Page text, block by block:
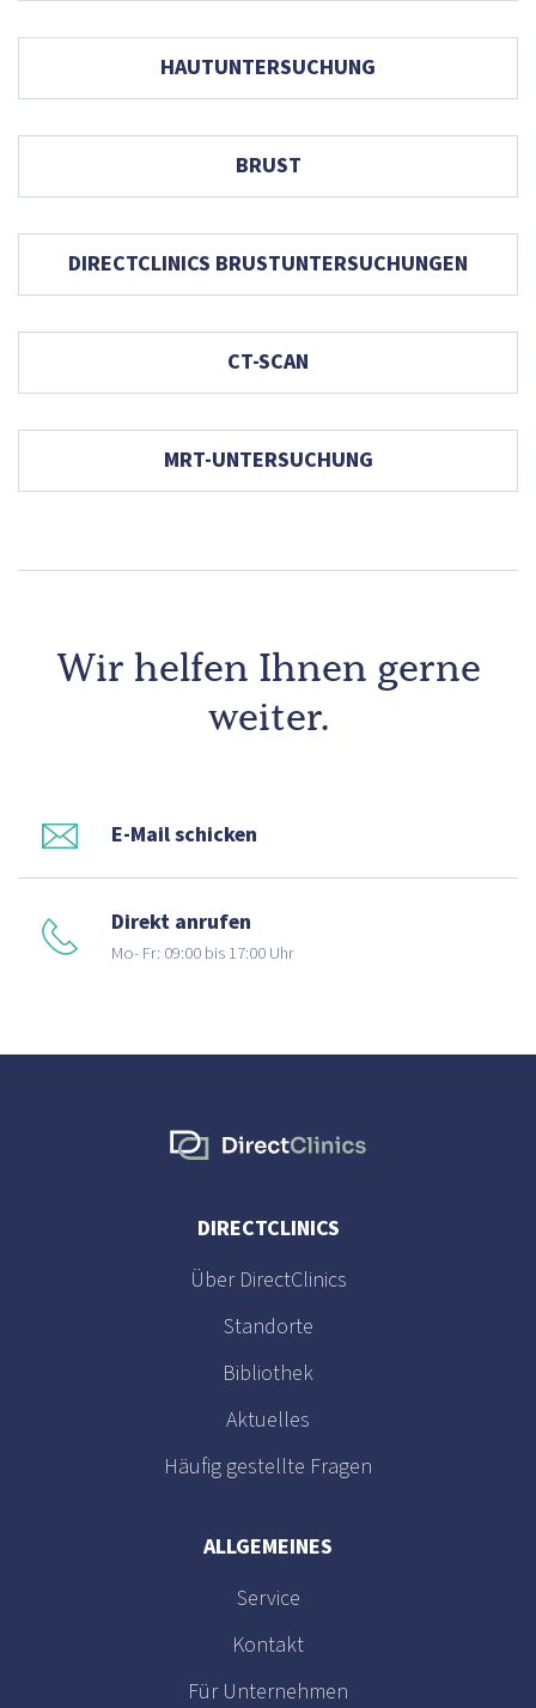
HAUTUNTERSUCHUNG
BRUST
DIRECTCLINICS BRUSTUNTERSUCHUNGEN
CT-SCAN
MRT-UNTERSUCHUNG
Wir helfen Ihnen gerne
weiter.
E-Mail schicken
Direkt anrufen
Mo- Fr: 09:00 bis 17:00 Uhr
DIRECTCLINICS
Über DirectClinics
Standorte
Bibliothek
Aktuelles
Häufig gestellte Fragen
ALLGEMEINES
Service
Kontakt
Für Unternehmen